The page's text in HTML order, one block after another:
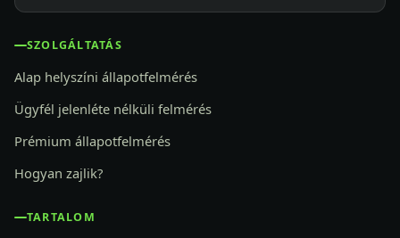
SZOLGÁLTATÁS
Alap helyszíni állapotfelmérés
Ügyfél jelenléte nélküli felmérés
Prémium állapotfelmérés
Hogyan zajlik?
TARTALOM